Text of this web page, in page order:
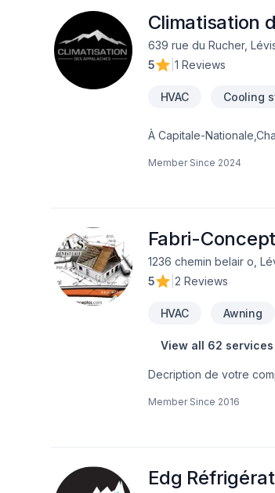
Climatisation
639 rue du Rucher,
5
1 Reviews
HVAC Cooling
À Capitale-
personnalisée, adaptée
Member Since 2024
Fabri-
1236 chemin belair o,
5
2 Reviews
HVAC Awning
View all 62 services
Decription de votre
Member Since 2016
Edg